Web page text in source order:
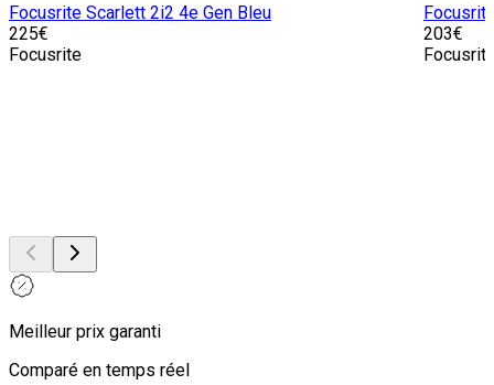
Focusrite Scarlett 2i2 4e Gen Bleu
225€
Focusrite
203€
Meilleur prix garanti
Comparé en temps réel